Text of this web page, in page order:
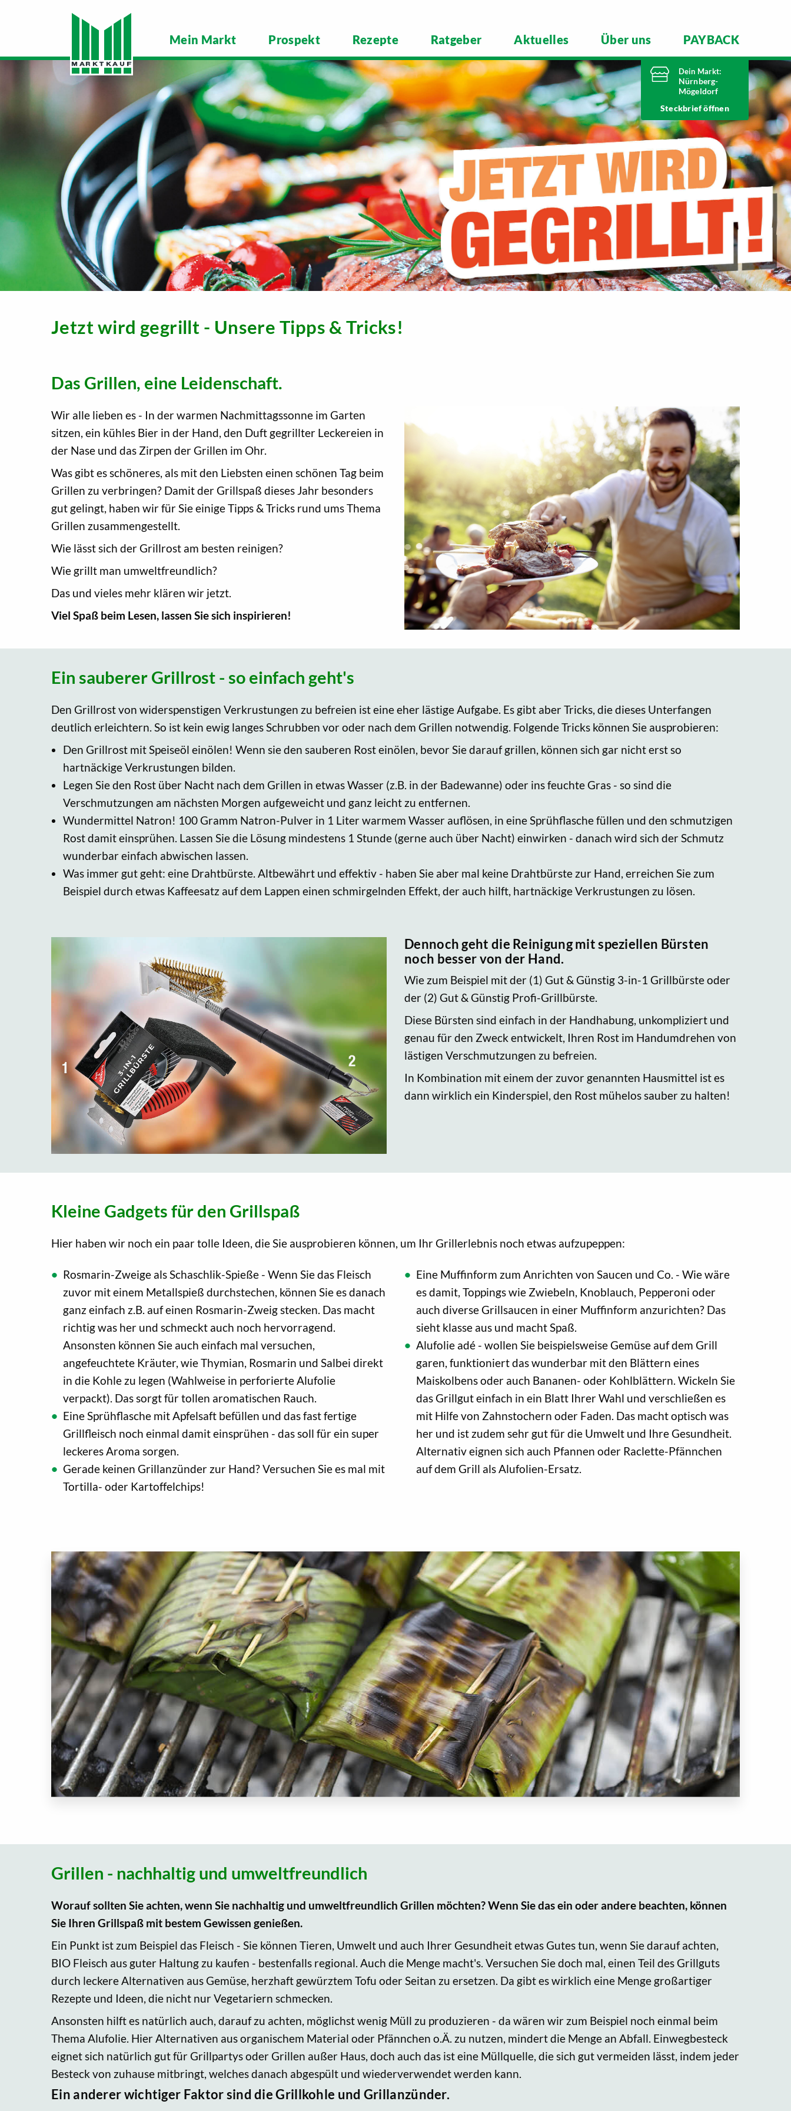
Mein Markt Prospekt Rezepte Ratgeber Aktuelles Über uns PAYBACK
Dein Markt:
Nürnberg-
Mögeldorf
Heute bis
Telefonnummer
0911 54340
Laufamholzstraße 40/42
90482 Nürnberg
Markt ändern
Steckbrief
Jetzt wird gegrillt - Unsere Tipps & Tricks!
Das Grillen, eine Leidenschaft.
Wir alle lieben es - In der warmen Nachmittagssonne im Garten
sitzen, ein kühles Bier in der Hand, den Duft gegrillter Leckereien in
der Nase und das Zirpen der Grillen im Ohr.
Was gibt es schöneres, als mit den Liebsten einen schönen Tag beim
Grillen zu verbringen? Damit der Grillspaß dieses Jahr besonders
gut gelingt, haben wir für Sie einige Tipps & Tricks rund ums Thema
Grillen zusammengestellt.
Wie lässt sich der Grillrost am besten reinigen?
Wie grillt man umweltfreundlich?
Das und vieles mehr klären wir jetzt.
Viel Spaß beim Lesen, lassen Sie sich inspirieren!
Ein sauberer Grillrost - so einfach geht's
Den Grillrost von widerspenstigen Verkrustungen zu befreien ist eine eher lästige Aufgabe. Es gibt aber Tricks, die dieses Unterfangen
deutlich erleichtern. So ist kein ewig langes Schrubben vor oder nach dem Grillen notwendig. Folgende Tricks können Sie ausprobieren:
Den Grillrost mit Speiseöl einölen! Wenn sie den sauberen Rost einölen, bevor Sie darauf grillen, können sich gar nicht erst so
hartnäckige Verkrustungen bilden.
Legen Sie den Rost über Nacht nach dem Grillen in etwas Wasser (z.B. in der Badewanne) oder ins feuchte Gras - so sind die
Verschmutzungen am nächsten Morgen aufgeweicht und ganz leicht zu entfernen.
Wundermittel Natron! 100 Gramm Natron-Pulver in 1 Liter warmem Wasser auflösen, in eine Sprühflasche füllen und den schmutzigen
Rost damit einsprühen. Lassen Sie die Lösung mindestens 1 Stunde (gerne auch über Nacht) einwirken - danach wird sich der Schmutz
wunderbar einfach abwischen lassen.
Was immer gut geht: eine Drahtbürste. Altbewährt und effektiv - haben Sie aber mal keine Drahtbürste zur Hand, erreichen Sie zum
Beispiel durch etwas Kaffeesatz auf dem Lappen einen schmirgelnden Effekt, der auch hilft, hartnäckige Verkrustungen zu lösen.
Dennoch geht die Reinigung mit speziellen Bürsten
noch besser von der Hand.
Wie zum Beispiel mit der (1) Gut & Günstig 3-in-1 Grillbürste oder
der (2) Gut & Günstig Profi-Grillbürste.
Diese Bürsten sind einfach in der Handhabung, unkompliziert und
genau für den Zweck entwickelt, Ihren Rost im Handumdrehen von
lästigen Verschmutzungen zu befreien.
In Kombination mit einem der zuvor genannten Hausmittel ist es
dann wirklich ein Kinderspiel, den Rost mühelos sauber zu halten!
Kleine Gadgets für den Grillspaß
Hier haben wir noch ein paar tolle Ideen, die Sie ausprobieren können, um Ihr Grillerlebnis noch etwas aufzupeppen:
Rosmarin-Zweige als Schaschlik-Spieße - Wenn Sie das Fleisch
zuvor mit einem Metallspieß durchstechen, können Sie es danach
ganz einfach z.B. auf einen Rosmarin-Zweig stecken. Das macht
richtig was her und schmeckt auch noch hervorragend.
Ansonsten können Sie auch einfach mal versuchen,
angefeuchtete Kräuter, wie Thymian, Rosmarin und Salbei direkt
in die Kohle zu legen (Wahlweise in perforierte Alufolie
verpackt). Das sorgt für tollen aromatischen Rauch.
Eine Sprühflasche mit Apfelsaft befüllen und das fast fertige
Grillfleisch noch einmal damit einsprühen - das soll für ein super
leckeres Aroma sorgen.
Gerade keinen Grillanzünder zur Hand? Versuchen Sie es mal mit
Tortilla- oder Kartoffelchips!
Eine Muffinform zum Anrichten von Saucen und Co. - Wie wäre
es damit, Toppings wie Zwiebeln, Knoblauch, Pepperoni oder
auch diverse Grillsaucen in einer Muffinform anzurichten? Das
sieht klasse aus und macht Spaß.
Alufolie adé - wollen Sie beispielsweise Gemüse auf dem Grill
garen, funktioniert das wunderbar mit den Blättern eines
Maiskolbens oder auch Bananen- oder Kohlblättern. Wickeln Sie
das Grillgut einfach in ein Blatt Ihrer Wahl und verschließen es
mit Hilfe von Zahnstochern oder Faden. Das macht optisch was
her und ist zudem sehr gut für die Umwelt und Ihre Gesundheit.
Alternativ eignen sich auch Pfannen oder Raclette-Pfännchen
auf dem Grill als Alufolien-Ersatz.
Grillen - nachhaltig und umweltfreundlich
Worauf sollten Sie achten, wenn Sie nachhaltig und umweltfreundlich Grillen möchten? Wenn Sie das ein oder andere beachten, können
Sie Ihren Grillspaß mit bestem Gewissen genießen.
Ein Punkt ist zum Beispiel das Fleisch - Sie können Tieren, Umwelt und auch Ihrer Gesundheit etwas Gutes tun, wenn Sie darauf achten,
BIO Fleisch aus guter Haltung zu kaufen - bestenfalls regional. Auch die Menge macht's. Versuchen Sie doch mal, einen Teil des Grillguts
durch leckere Alternativen aus Gemüse, herzhaft gewürztem Tofu oder Seitan zu ersetzen. Da gibt es wirklich eine Menge großartiger
Rezepte und Ideen, die nicht nur Vegetariern schmecken.
Ansonsten hilft es natürlich auch, darauf zu achten, möglichst wenig Müll zu produzieren - da wären wir zum Beispiel noch einmal beim
Thema Alufolie. Hier Alternativen aus organischem Material oder Pfännchen o.Ä. zu nutzen, mindert die Menge an Abfall. Einwegbesteck
eignet sich natürlich gut für Grillpartys oder Grillen außer Haus, doch auch das ist eine Müllquelle, die sich gut vermeiden lässt, indem jeder
Besteck von zuhause mitbringt, welches danach abgespült und wiederverwendet werden kann.
Ein anderer wichtiger Faktor sind die Grillkohle und Grillanzünder.